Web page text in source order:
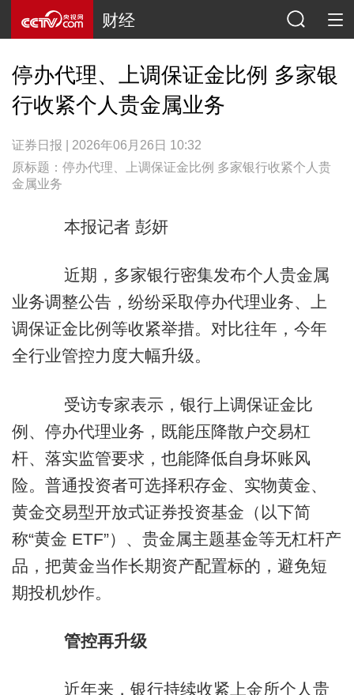
财经
停办代理、上调保证金比例 多家银
行收紧个人贵金属业务
证券日报 | 2026年06月26日 10:32
原标题：停办代理、上调保证金比例 多家银行收紧个人贵
金属业务
本报记者 彭妍
近期，多家银行密集发布个人贵金属
业务调整公告，纷纷采取停办代理业务、上
调保证金比例等收紧举措。对比往年，今年
全行业管控力度大幅升级。
受访专家表示，银行上调保证金比
例、停办代理业务，既能压降散户交易杠
杆、落实监管要求，也能降低自身坏账风
险。普通投资者可选择积存金、实物黄金、
黄金交易型开放式证券投资基金（以下简
称“黄金 ETF”）、贵金属主题基金等无杠杆产
品，把黄金当作长期资产配置标的，避免短
期投机炒作。
管控再升级
近年来，银行持续收紧上金所个人贵